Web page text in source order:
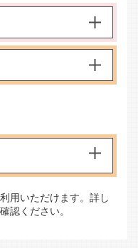
用いただけます。詳し
認ください。